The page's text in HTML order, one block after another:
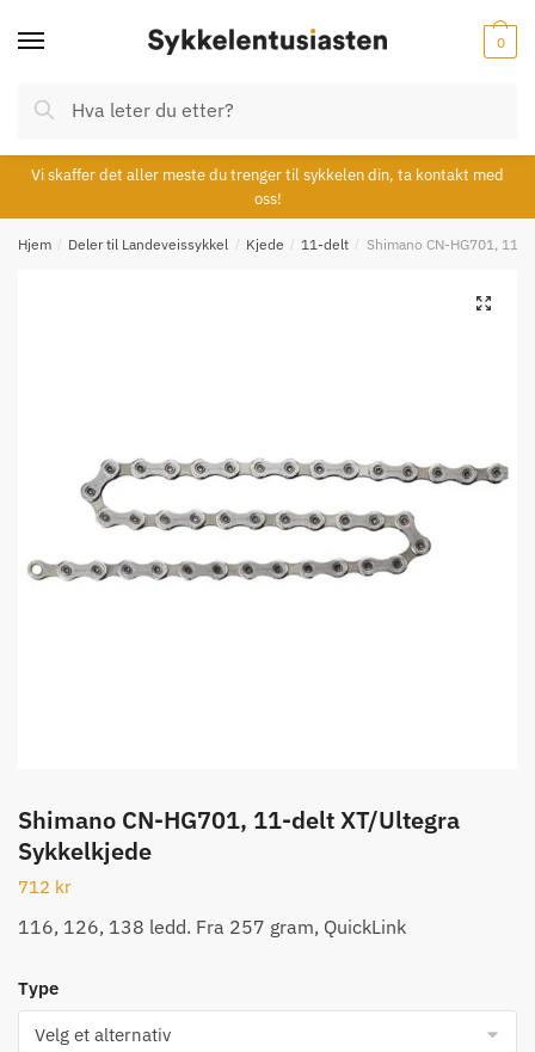
Søk
etter:
Søk
0
Vi skaffer det aller meste du trenger til sykkelen din, ta kontakt med
oss!
Hjem / Deler til Landeveissykkel / Kjede / 11-delt / Shimano CN-HG701, 11-
🔍
Shimano CN-HG701, 11-delt XT/Ultegra
Sykkelkjede
712 kr
116, 126, 138 ledd. Fra 257 gram, QuickLink
Type